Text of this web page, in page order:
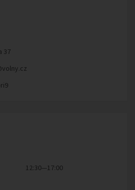
37
12:30—17:00